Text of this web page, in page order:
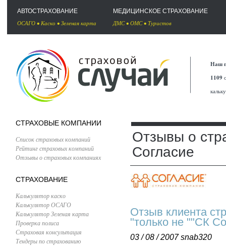
АВТОСТРАХОВАНИЕ
ОСАГО • Каско • Зеленая карта
МЕДИЦИНСКОЕ СТРАХОВАНИЕ
ДМС• ОМС• Туристов
Наш
1109
СТРАХОВЫЕ КОМПАНИИ
Список страховых компаний
Рейтинг страховых компаний
Отзывы о страховых компаниях
СТРАХОВАНИЕ
Калькулятор каско
Калькулятор ОСАГО
Калькулятор Зеленая карта
Проверка полиса
Страховая консультация
Тендеры по страхованию
Отзывы о
Согласие
Отзыв клиента
"только не ""СК
03 / 08 / 2007snab320